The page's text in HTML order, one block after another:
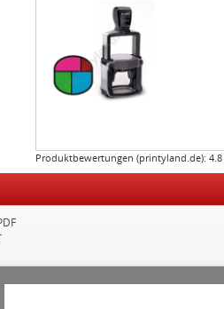
Produktbewertungen (printyland.de): 4.8